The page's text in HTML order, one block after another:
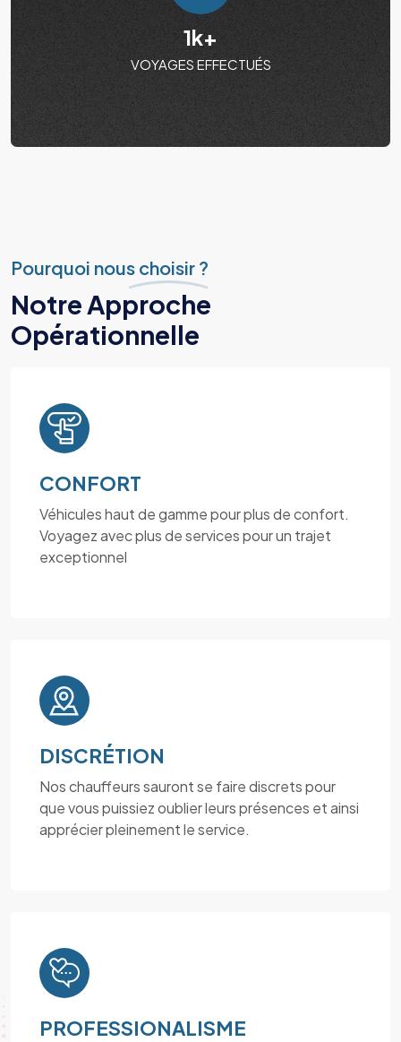
1k+
VOYAGES EFFECTUÉS
Pourquoi nous choisir ?
Notre Approche
Opérationnelle
CONFORT
Véhicules haut de gamme pour plus de confort.
Voyagez avec plus de services pour un trajet
exceptionnel
DISCRÉTION
Nos chauffeurs sauront se faire discrets pour
que vous puissiez oublier leurs présences et ainsi
apprécier pleinement le service.
PROFESSIONALISME